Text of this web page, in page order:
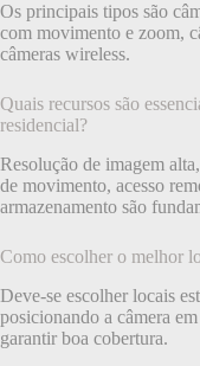
Os principais tipos são
com movimento e zoom,
câmeras wireless.
Quais recursos são
residencial?
Resolução de imagem
de movimento, acesso
armazenamento são
Como escolher o melhor
Deve-se escolher locais
posicionando a câmera
garantir boa cobertura.